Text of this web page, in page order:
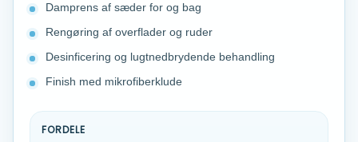
Damprens af sæder for og bag
Rengøring af overflader og ruder
Desinficering og lugtnedbrydende behandling
Finish med mikrofiberklude
FORDELE